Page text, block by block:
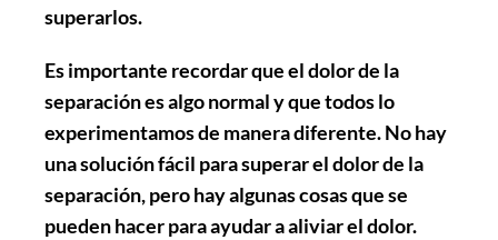
superarlos.
Es importante recordar que el dolor de la
separación es algo normal y que todos lo
experimentamos de manera diferente. No hay
una solución fácil para superar el dolor de la
separación, pero hay algunas cosas que se
pueden hacer para ayudar a aliviar el dolor.